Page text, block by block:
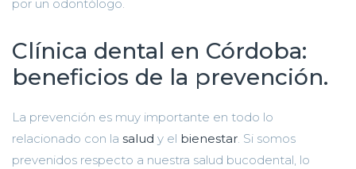
por un odontólogo.
Clínica dental en Córdoba:
beneficios de la prevención.
La prevención es muy importante en todo lo
relacionado con la salud y el bienestar. Si somos
prevenidos respecto a nuestra salud bucodental, lo